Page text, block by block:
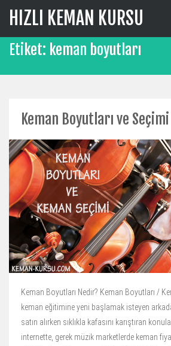
HIZLI KEMAN KURSU
Etiket: keman boyutları
Keman Boyutları ve Seçimi
Keman Boyutları Nedir? Keman Boyutları /
keman eğitimine yeni başlamak isteyen
satın alırken sıklıkla kafasını karıştıran
internette, gerek müzik marketlerde keman